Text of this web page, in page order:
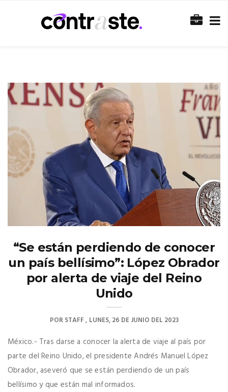
“Se están perdiendo de conocer
un país bellísimo”: López Obrador
por alerta de viaje del Reino
Unido
PORSTAFF LUNES, 26 DE JUNIO DEL 2023
México.- Tras darse a conocer la alerta de viaje al país por
parte del Reino Unido, el presidente Andrés Manuel López
Obrador, aseveró que se están perdiendo de un país
bellísimo y que están mal informados.